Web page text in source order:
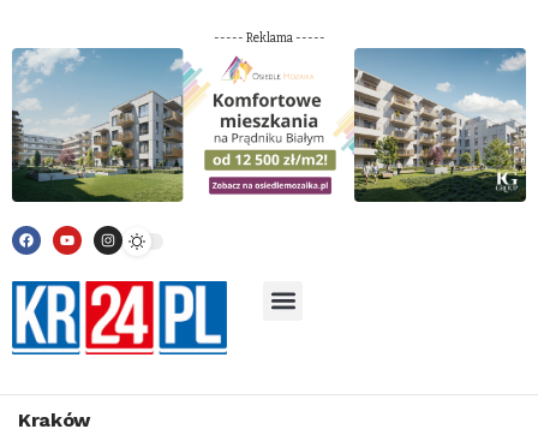
----- Reklama -----
Kraków